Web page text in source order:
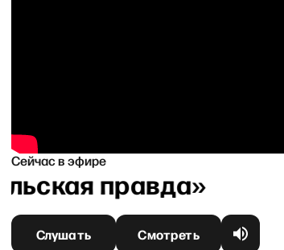
Сейчас в эфире
правда»
Слушать
Смотреть